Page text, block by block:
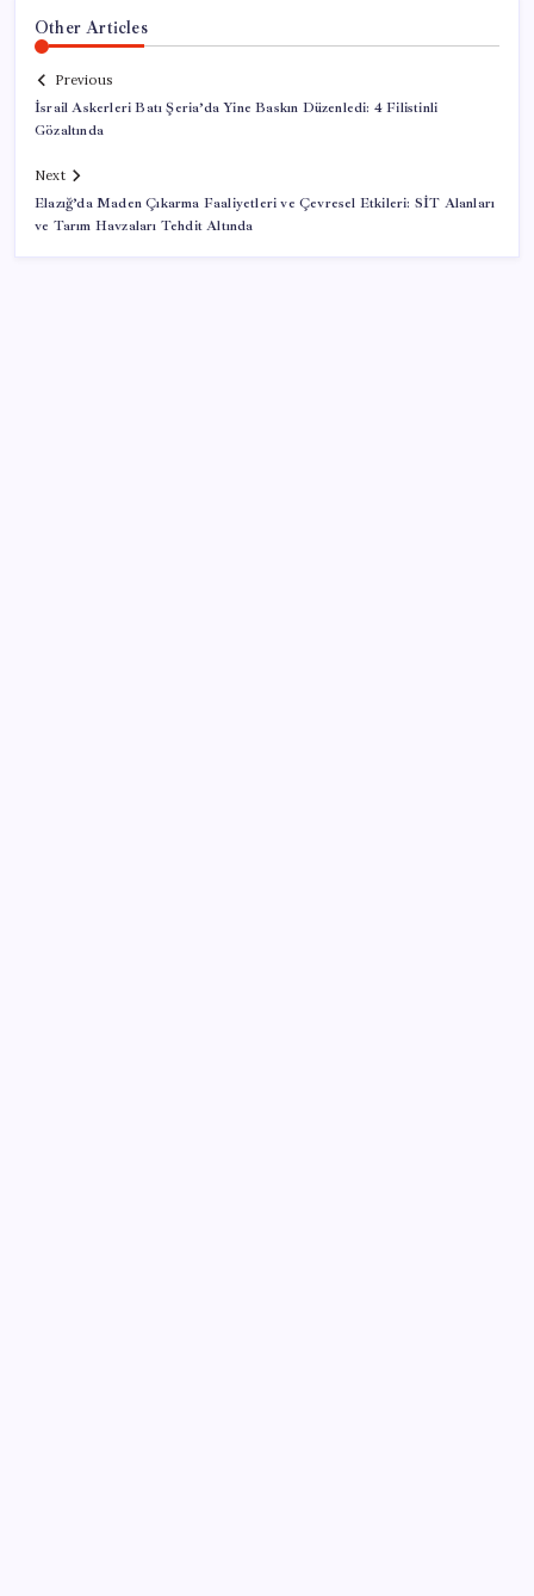
Other Articles
Previous
İsrail Askerleri Batı Şeria’da Yine Baskın Düzenledi: 4 Filistinli
Gözaltında
Next
Elazığ’da Maden Çıkarma Faaliyetleri ve Çevresel Etkileri: SİT Alanları
ve Tarım Havzaları Tehdit Altında